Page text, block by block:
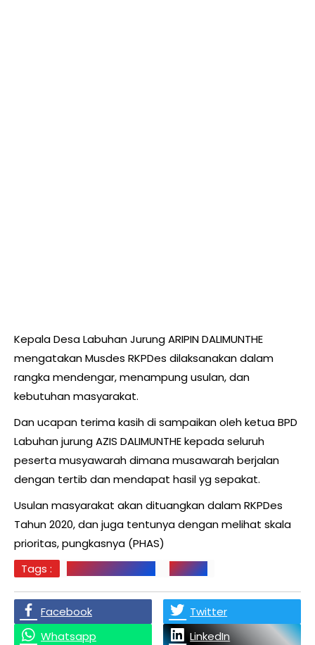
Kepala Desa Labuhan Jurung ARIPIN DALIMUNTHE
mengatakan Musdes RKPDes dilaksanakan dalam
rangka mendengar, menampung usulan, dan
kebutuhan masyarakat.
Dan ucapan terima kasih di sampaikan oleh ketua BPD
Labuhan jurung AZIS DALIMUNTHE kepada seluruh
peserta musyawarah dimana musawarah berjalan
dengan tertib dan mendapat hasil yg sepakat.
Usulan masyarakat akan dituangkan dalam RKPDes
Tahun 2020, dan juga tentunya dengan melihat skala
prioritas, pungkasnya (PHAS)
Tags :
PALUTA
Facebook
Twitter
Whatsapp
LinkedIn